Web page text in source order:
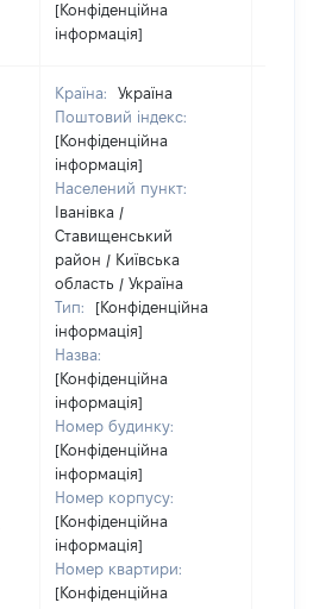
[Конфіденційна
інформація]
Країна:
Україна
Поштовий індекс:
[Конфіденційна
інформація]
Населений пункт:
Іванівка /
Ставищенський
район / Київська
область / Україна
Тип:
[Конфіденційна
інформація]
Назва:
[Конфіденційна
інформація]
Номер будинку:
[Конфіденційна
інформація]
Номер корпусу:
[Конфіденційна
інформація]
Номер квартири:
[Конфіденційна